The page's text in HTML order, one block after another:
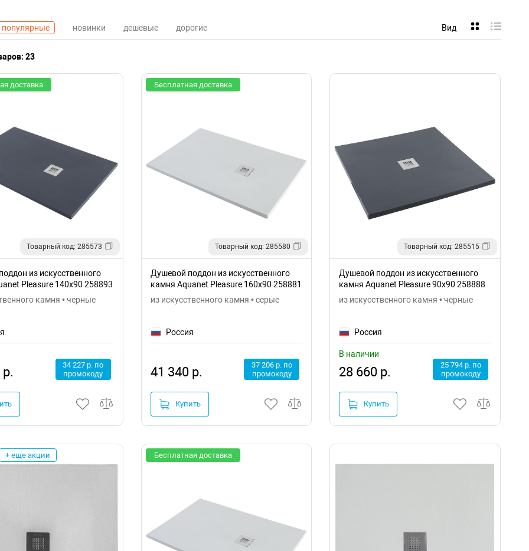
популярные новинки дешевые дорогие Вид
23
доставка
Товарный код: 285573
из искусственного
Pleasure 140x90 258893
камня • черные
34 227 р. по
промокоду
Бесплатная доставка
Товарный код: 285580
Душевой поддон из искусственного
камня Aquanet Pleasure 160x90 258881
из искусственного камня • серые
Россия
41 340 р.
37 206 р. по
промокоду
Купить
Товарный код: 285515
Душевой поддон из искусственного
камня Aquanet Pleasure 90x90 258888
из искусственного камня • черные
Россия
В наличии
28 660 р.
25 794 р. по
промокоду
Купить
+ еще акции Бесплатная доставка